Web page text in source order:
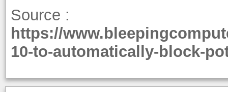
Source :
https://
10-to-automatically-block-